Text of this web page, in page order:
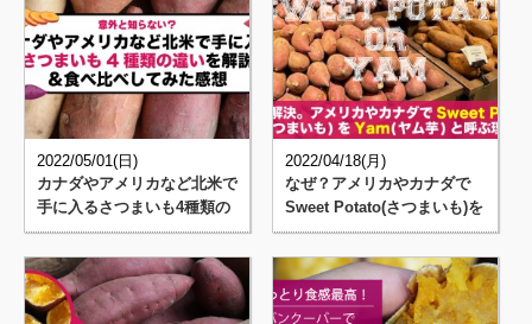
2022/05/01(日)
カナダやアメリカなど北米で
手に入るさつまいも4種類の
違いを解説＆食べ比べた感想
2022/04/18(月)
なぜ？アメリカやカナダで
Sweet Potato(さつまいも)を
Yam(ヤム芋)･･･